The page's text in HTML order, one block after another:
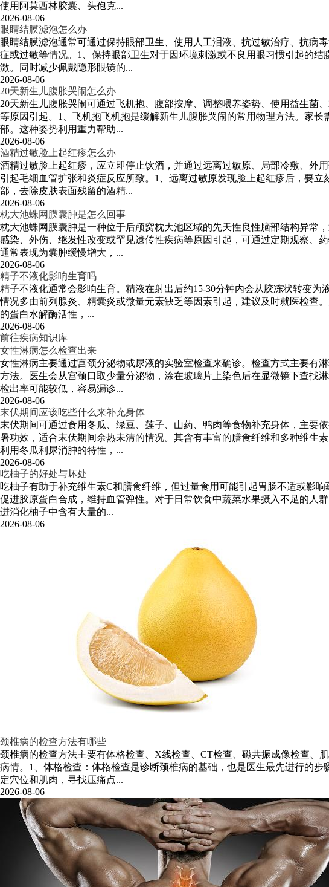
使用阿莫西林胶囊、头孢克...
2026-08-06
眼睛结膜滤泡怎么办
眼睛结膜滤泡通常可通过保持眼部卫生、使用人工泪液、抗过敏治疗、抗病
症或过敏等情况。1、保持眼部卫生对于因环境刺激或不良用眼习惯引起的
激。同时减少佩戴隐形眼镜的...
2026-08-06
20天新生儿腹胀哭闹怎么办
20天新生儿腹胀哭闹可通过飞机抱、腹部按摩、调整喂养姿势、使用益生菌
等原因引起。1、飞机抱飞机抱是缓解新生儿腹胀哭闹的常用物理方法。家
部。这种姿势利用重力帮助...
2026-08-06
酒精过敏脸上起红疹怎么办
酒精过敏脸上起红疹，应立即停止饮酒，并通过远离过敏原、局部冷敷、外
引起毛细血管扩张和炎症反应所致。1、远离过敏原发现脸上起红疹后，要
部，去除皮肤表面残留的酒精...
2026-08-06
枕大池蛛网膜囊肿是怎么回事
枕大池蛛网膜囊肿是一种位于后颅窝枕大池区域的先天性良性脑部结构异常
感染、外伤、继发性改变或罕见遗传性疾病等原因引起，可通过定期观察、
通常表现为囊肿缓慢增大，...
2026-08-06
精子不液化影响生育吗
精子不液化通常会影响生育。精液在射出后约15-30分钟内会从胶冻状转变
情况多由前列腺炎、精囊炎或微量元素缺乏等因素引起，建议及时就医检查
的蛋白水解酶活性，...
2026-08-06
前往疾病知识库
女性淋病怎么检查出来
女性淋病主要通过宫颈分泌物或尿液的实验室检查来确诊。检查方式主要有
方法。医生会从宫颈口取少量分泌物，涂在玻璃片上染色后在显微镜下查找
检出率可能较低，容易漏诊...
2026-08-06
末伏期间应该吃些什么来补充身体
末伏期间可通过食用冬瓜、绿豆、莲子、山药、鸭肉等食物补充身体，主要
暑功效，适合末伏期间余热未清的情况。其含有丰富的膳食纤维和多种维生
利用冬瓜利尿消肿的特性，...
2026-08-06
吃柚子的好处与坏处
吃柚子有助于补充维生素C和膳食纤维，但过量食用可能引起胃肠不适或影
促进胶原蛋白合成，维持血管弹性。对于日常饮食中蔬菜水果摄入不足的人
进消化柚子中含有大量的...
2026-08-06
颈椎病的检查方法有哪些
颈椎病的检查方法主要有体格检查、X线检查、CT检查、磁共振成像检查、
病情。1、体格检查：体格检查是诊断颈椎病的基础，也是医生最先进行的
定穴位和肌肉，寻找压痛点...
2026-08-06